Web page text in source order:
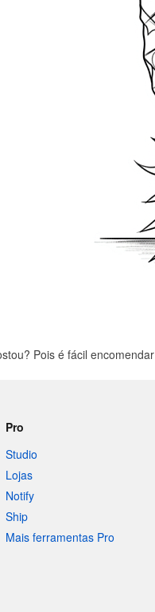
Pois é fácil encomendar
Pro
Studio
Lojas
Notify
Ship
Mais ferramentas Pro